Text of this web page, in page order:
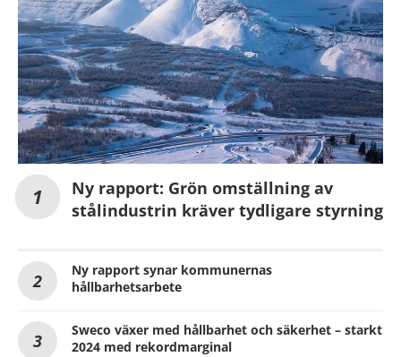
Ny rapport: Grön omställning av
stålindustrin kräver tydligare styrning
Ny rapport synar kommunernas
hållbarhetsarbete
Sweco växer med hållbarhet och säkerhet – starkt
2024 med rekordmarginal